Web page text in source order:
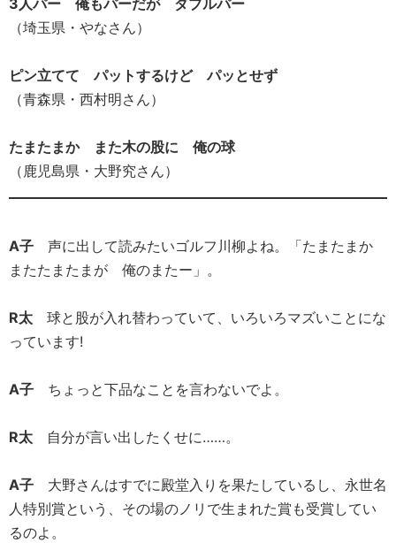
3人パー 俺もパーだが ダブルパー
（埼玉県・やなさん）
ピン立てて パットするけど パッとせず
（青森県・西村明さん）
たまたまか また木の股に 俺の球
（鹿児島県・大野究さん）
A子 声に出して読みたいゴルフ川柳よね。「たまたまか
またたまたまが 俺のまたー」。
R太 球と股が入れ替わっていて、いろいろマズいことにな
っています!
A子 ちょっと下品なことを言わないでよ。
R太 自分が言い出したくせに……。
A子 大野さんはすでに殿堂入りを果たしているし、永世名
人特別賞という、その場のノリで生まれた賞も受賞してい
るのよ。